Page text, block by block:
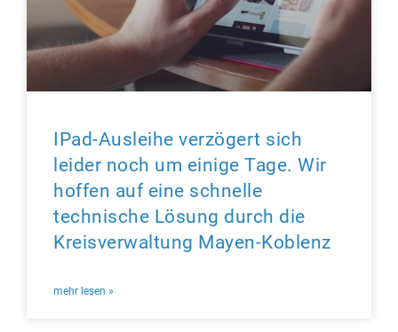
IPad-Ausleihe verzögert sich
leider noch um einige Tage. Wir
hoffen auf eine schnelle
technische Lösung durch die
Kreisverwaltung Mayen-Koblenz
mehr lesen »